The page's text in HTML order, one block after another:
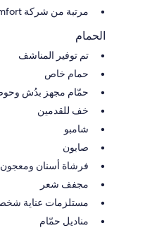
مرتبة من شركة Select Comfort
الحمام
تم توفير المناشف
حمام خاص
حمّام مجهز بدُش
خف للقدمين
شامبو
صابون
فرشاة أسنان
مجفف شعر
مستلزمات عناية
مناديل حمّام